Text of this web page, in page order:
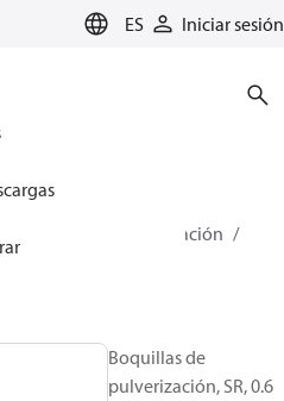
ES Iniciar sesión
for heating
Boquillas de pulverización
Boquillas de
pulverización, SR, 0.6